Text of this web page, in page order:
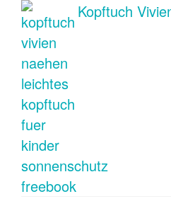
Kopftuch